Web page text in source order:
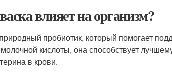
влияет на организм?
пробиотик, который помогает
кислоты, она способствует
в крови.